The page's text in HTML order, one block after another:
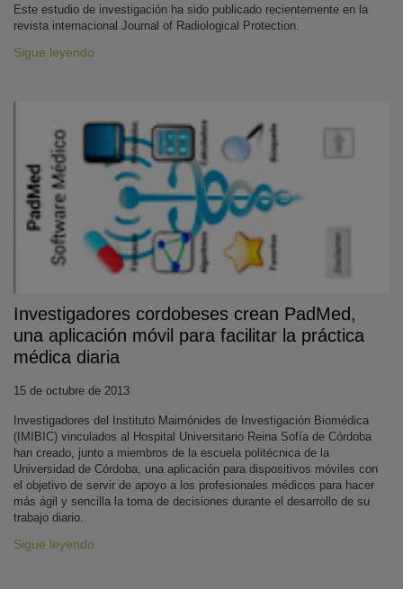
Este estudio de investigación ha sido publicado recientemente en la
revista internacional Journal of Radiological Protection.
Sigue leyendo
Investigadores cordobeses crean PadMed,
una aplicación móvil para facilitar la práctica
médica diaria
15 de octubre de 2013
Investigadores del Instituto Maimónides de Investigación Biomédica
(IMIBIC) vinculados al Hospital Universitario Reina Sofía de Córdoba
han creado, junto a miembros de la escuela politécnica de la
Universidad de Córdoba, una aplicación para dispositivos móviles con
el objetivo de servir de apoyo a los profesionales médicos para hacer
más ágil y sencilla la toma de decisiones durante el desarrollo de su
trabajo diario.
Sigue leyendo